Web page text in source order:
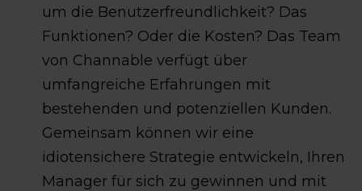
um die Benutzerfreundlichkeit? Das
Funktionen? Oder die Kosten? Das Team
von Channable verfügt über
umfangreiche Erfahrungen mit
bestehenden und potenziellen Kunden.
Gemeinsam können wir eine
idiotensichere Strategie entwickeln, Ihren
Manager für sich zu gewinnen und mit